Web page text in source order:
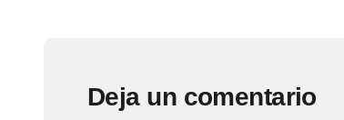
Deja un comentario